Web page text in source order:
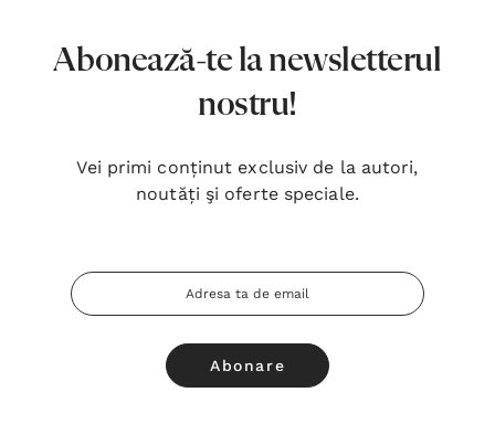
Abonează-te la newsletterul
nostru!
Vei primi conținut exclusiv de la autori,
noutăți şi oferte speciale.
Adresa
Email